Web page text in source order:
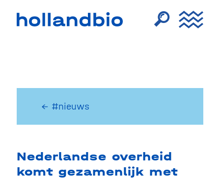
← #nieuws
Nederlandse overheid
komt gezamenlijk met